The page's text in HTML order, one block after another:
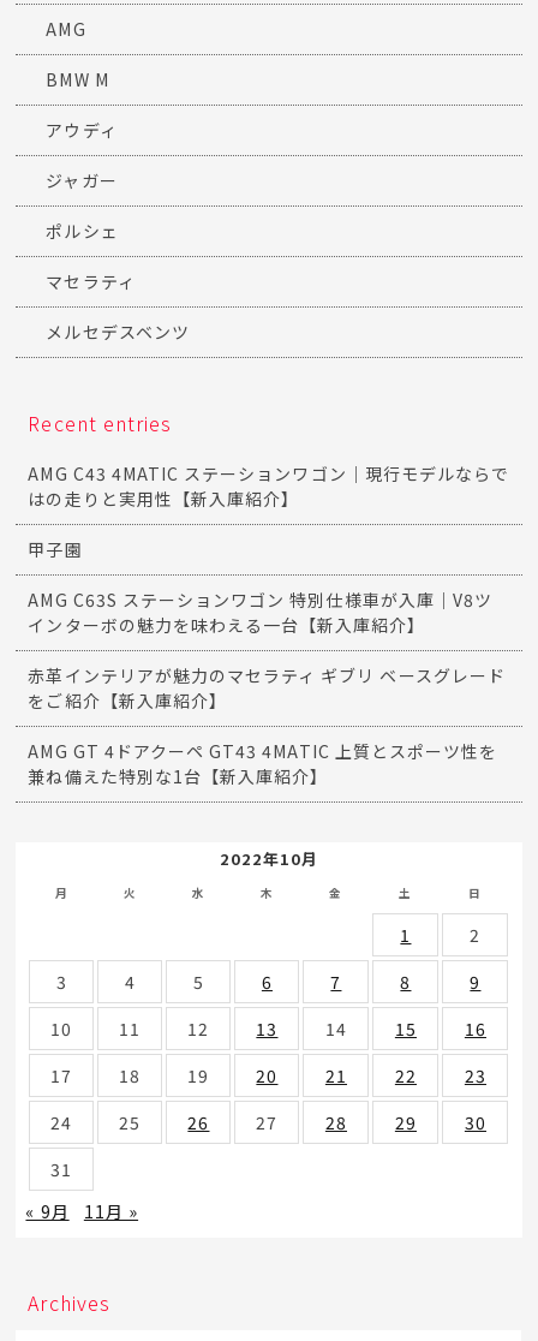
AMG
BMW M
アウディ
ジャガー
ポルシェ
マセラティ
メルセデスベンツ
Recent entries
AMG C43 4MATIC ステーションワゴン｜現行モデルならで
はの走りと実用性【新入庫紹介】
甲子園
AMG C63S ステーションワゴン 特別仕様車が入庫｜V8ツ
インターボの魅力を味わえる一台【新入庫紹介】
赤革インテリアが魅力のマセラティ ギブリ ベースグレード
をご紹介【新入庫紹介】
AMG GT 4ドアクーペ GT43 4MATIC 上質とスポーツ性を
兼ね備えた特別な1台【新入庫紹介】
2022年10月
月 火 水 木 金 土 日
1
2
3
4 5 6 7 8
9
10
11 12 13 14 15
16
17
18 19 20 21 22
23
24
25 26 27 28 29
30
31
« 9月
11月 »
Archives